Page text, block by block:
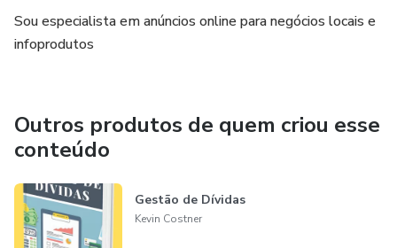
Sou especialista em anúncios online para negócios locais e
infoprodutos
Outros produtos de quem criou esse
conteúdo
Gestão de Dívidas
Kevin Costner